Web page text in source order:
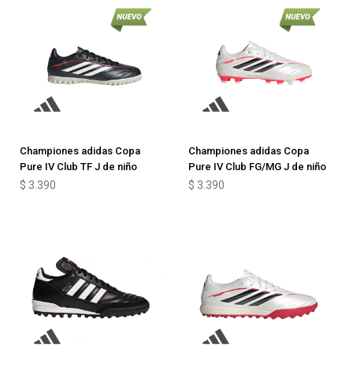
Championes adidas Copa
Pure IV Club TF J de niño
$ 3.390
Championes adidas Copa
Pure IV Club FG/MG J de niño
$ 3.390